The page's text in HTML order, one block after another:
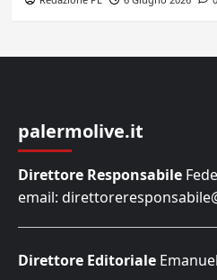
palermolive.it
Direttore Responsabile
email:
Direttore Editoriale